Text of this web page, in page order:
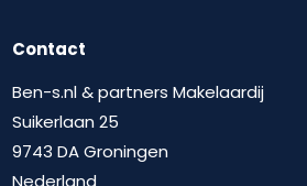
Contact
Ben-s.nl & partners Makelaardij
Suikerlaan 25
9743 DA Groningen
Nederland